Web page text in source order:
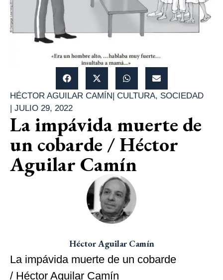
HÉCTOR AGUILAR CAMÍN| CULTURA, SOCIEDAD
| JULIO 29, 2022
La impávida muerte de
un cobarde / Héctor
Aguilar Camín
Héctor Aguilar Camín
La impávida muerte de un cobarde
/ Héctor Aguilar Camín